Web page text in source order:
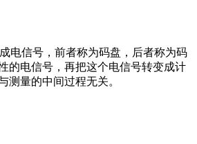
电信号，前者称为码盘，后者称为码
的电信号，再把这个电信号转变成计
量的中间过程无关。